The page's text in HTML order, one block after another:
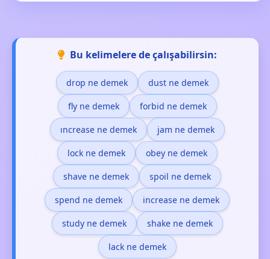
Bu kelimelere de çalışabilirsin:
drop ne demek dust ne demek
fly ne demek forbid ne demek
ıncrease ne demek jam ne demek
lock ne demek obey ne demek
shave ne demek spoil ne demek
spend ne demek increase ne demek
study ne demek shake ne demek
lack ne demek